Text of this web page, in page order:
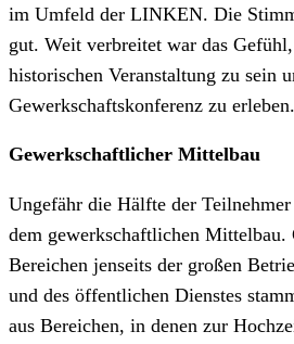
im Umfeld der LINKEN. Die
gut. Weit verbreitet war das
historischen Veranstaltung zu sein
Gewerkschaftskonferenz zu erleben.
Gewerkschaftlicher Mittelbau
Ungefähr die Hälfte der Teilnehmer
dem gewerkschaftlichen Mittelbau.
Bereichen jenseits der großen
und des öffentlichen Dienstes
aus Bereichen, in denen zur